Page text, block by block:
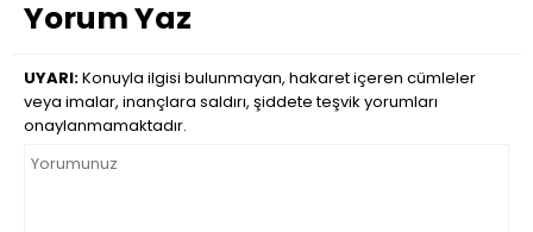
Yorum Yaz
UYARI:Konuyla ilgisi bulunmayan, hakaret içeren cümleler
veya imalar, inançlara saldırı, şiddete teşvik yorumları
onaylanmamaktadır.